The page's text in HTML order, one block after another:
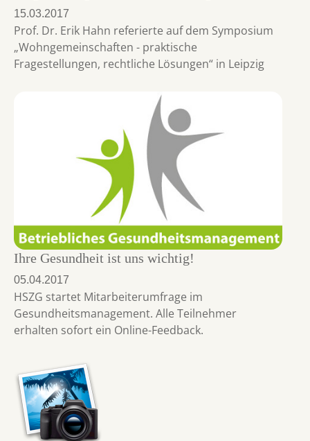
15.03.2017
Prof. Dr. Erik Hahn referierte auf dem Symposium
„Wohngemeinschaften - praktische
Fragestellungen, rechtliche Lösungen“ in Leipzig
Ihre Gesundheit ist uns wichtig!
05.04.2017
HSZG startet Mitarbeiterumfrage im
Gesundheitsmanagement. Alle Teilnehmer
erhalten sofort ein Online-Feedback.